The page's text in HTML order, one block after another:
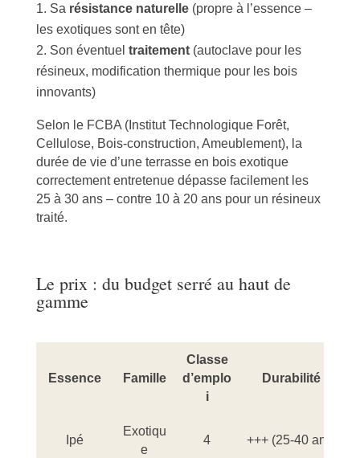
Sa résistance naturelle(propre à l’essence –
les exotiques sont en tête)
Son éventuel traitement(autoclave pour les
résineux, modification thermique pour les bois
innovants)
Selon le FCBA (Institut Technologique Forêt,
Cellulose, Bois-construction, Ameublement), la
durée de vie d’une terrasse en bois exotique
correctement entretenue dépasse facilement les
25 à 30 ans – contre 10 à 20 ans pour un résineux
traité.
Le prix : du budget serré au haut de
gamme
Essence Famille
Classe
d’emplo
i
Durabilité
Ipé
Exotiqu
e
4 +++ (25-40 ans)